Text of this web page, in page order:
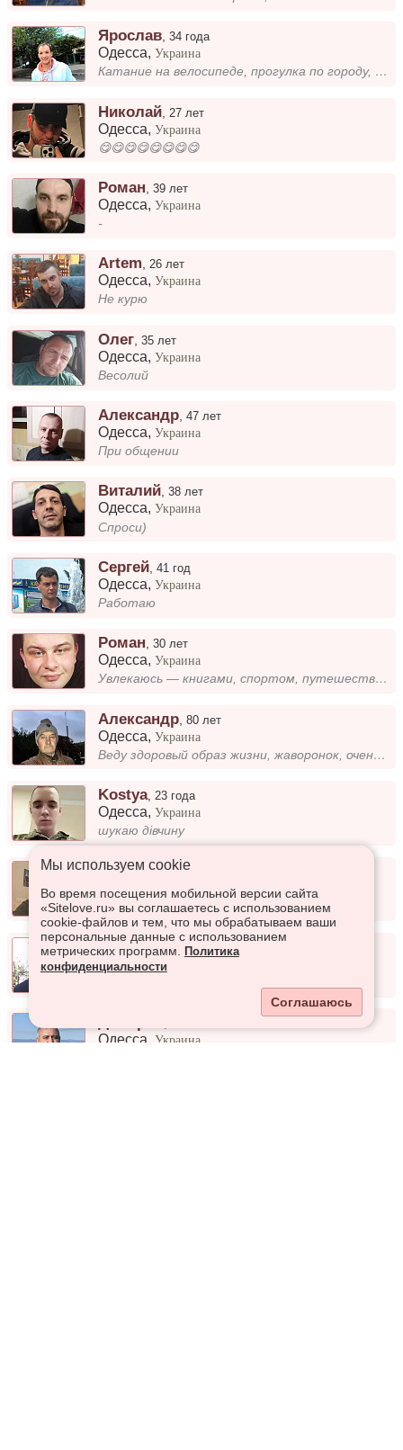
Ярослав ,34 года
Одесса,Украина
Катание на велосипеде, прогулка по городу, веселый, много люблю общаться.
Николай 27 лет
Одесса,Украина
😋😋😋😋😋😋😋😋
Роман ,39 лет
Одесса,Украина
-
Artem,26 лет
Одесса,Украина
Не курю
Олег ,35 лет
Одесса,Украина
Весолий
Александр ,47 лет
Одесса,Украина
При общении
Виталий,38 лет
Одесса,Украина
Спроси)
Сергей ,41 год
Одесса,Украина
Работаю
Роман,30 лет
Одесса,Украина
Увлекаюсь — книгами, спортом, путешествиями, ценю искренность и чувство юмора. Ищу человека, с которым можно быть настоя...
Александр ,80 лет
Одесса,Украина
Веду здоровый образ жизни, жаворонок, очень рано встаю, спокойный, сад в курортной зоне, на берегу моря, квартира. Нужна...
Kostya, 23 года
Одесса,Украина
шукаю дівчину
Віталій,26 лет
Одесса,Украина
Класний пацан
Александр ,33 года
Одесса,Украина
Одесса ,Украина
Мы используем сookie
Во время посещения мобильной версии сайта
«Sitelove.ru» вы соглашаетесь с использованием
cookie-файлов и тем, что мы обрабатываем ваши
персональные данные с использованием
метрических программ.
Политика
конфиденциальности
Соглашаюсь